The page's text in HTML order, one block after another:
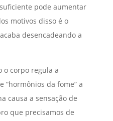
pode aumentar
motivos disso é o
desencadeando a
o corpo regula a
“hormônios da fome” a
causa a sensação de
que precisamos de